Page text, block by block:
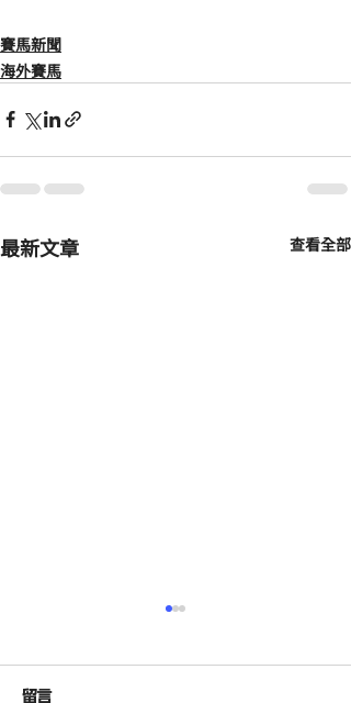
賽馬新聞
海外賽馬
最新文章 查看全部
留言